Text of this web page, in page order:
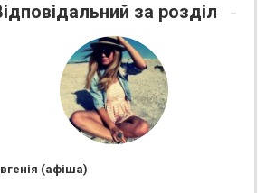
за розділ
(афіша)